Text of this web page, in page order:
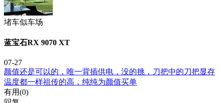
堵车似车场
蓝宝石RX 9070 XT
07-27
颜值还是可以的，唯一背插供电，没的挑，刀把中的刀把显存
温度都一样祖传的高，纯纯为颜值买单
有用(0)